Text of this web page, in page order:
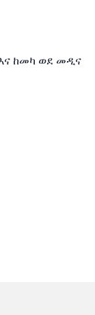
ከመካ ወደ መዲና